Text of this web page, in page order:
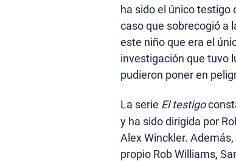
ha sido el único testigo
caso que sobrecogió a
este niño que era el
investigación que tuvo
pudieron poner en
La serie El testigo
y ha sido dirigida por
Alex Winckler.
propio Rob Williams,